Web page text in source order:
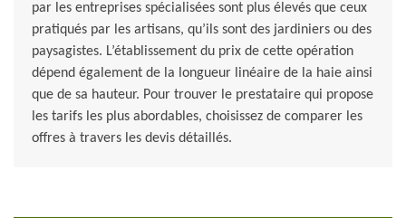
par les entreprises spécialisées sont plus élevés que ceux
pratiqués par les artisans, qu’ils sont des jardiniers ou des
paysagistes. L’établissement du prix de cette opération
dépend également de la longueur linéaire de la haie ainsi
que de sa hauteur. Pour trouver le prestataire qui propose
les tarifs les plus abordables, choisissez de comparer les
offres à travers les devis détaillés.